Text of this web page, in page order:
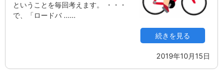
ということを毎回考えます。 ・・・
で、「ロードバ ...…
続きを見る
2019年10月15日